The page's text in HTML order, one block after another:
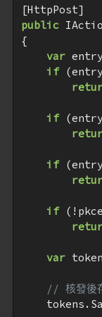
public
{
var entry
if
if
if
if
var
// 核發後